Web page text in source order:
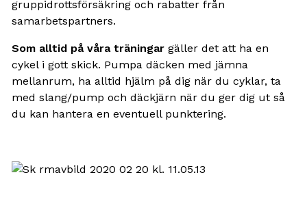
gruppidrottsförsäkring och rabatter från
samarbetspartners.
Som alltid på våra träningar gäller det att ha en
cykel i gott skick. Pumpa däcken med jämna
mellanrum, ha alltid hjälm på dig när du cyklar, ta
med slang/pump och däckjärn när du ger dig ut så
du kan hantera en eventuell punktering.